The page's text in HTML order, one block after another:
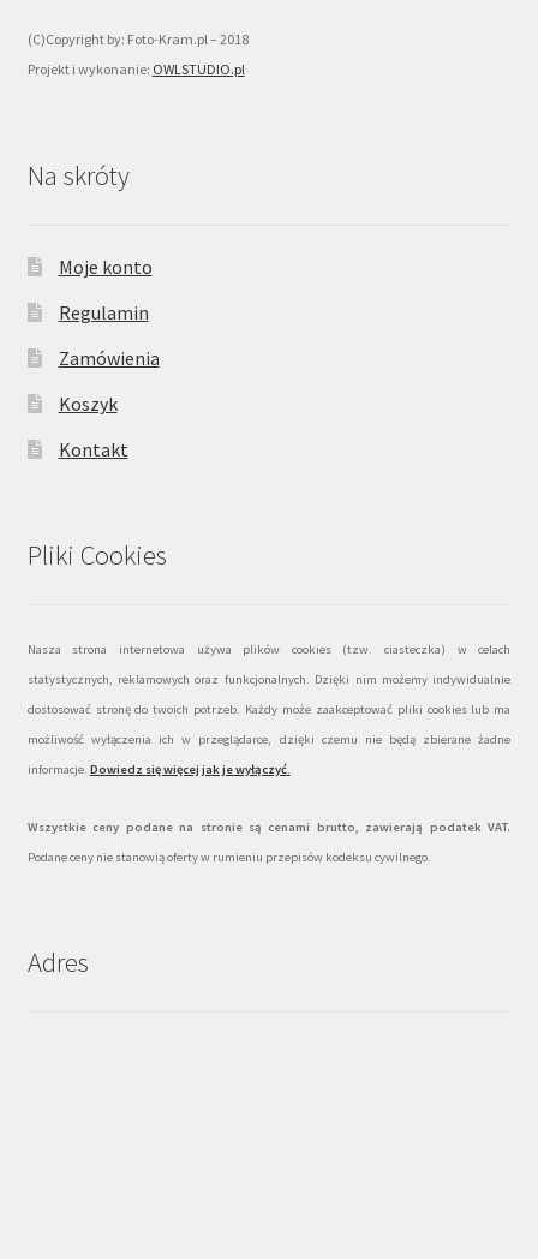
(C)Copyright by: Foto-Kram.pl – 2018
Projekt i wykonanie: OWLSTUDIO.pl
Na skróty
Moje konto
Regulamin
Zamówienia
Koszyk
Kontakt
Pliki Cookies
Nasza strona internetowa używa plików cookies (tzw. ciasteczka) w celach
statystycznych, reklamowych oraz funkcjonalnych. Dzięki nim możemy indywidualnie
dostosować stronę do twoich potrzeb. Każdy może zaakceptować pliki cookies lub ma
możliwość wyłączenia ich w przeglądarce, dzięki czemu nie będą zbierane żadne
informacje. Dowiedz się więcej jak je wyłączyć.
Wszystkie ceny podane na stronie są cenami brutto, zawierają podatek VAT.
Podane ceny nie stanowią oferty w rumieniu przepisów kodeksu cywilnego.
Adres